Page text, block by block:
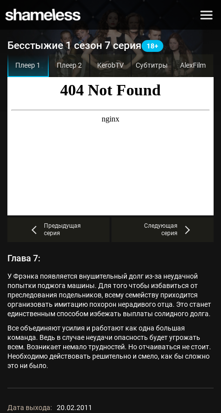
Бесстыжие 1 сезон 7 серия
Плеер 1 Плеер 2 KerobTV Субтитры AlexFilm
Предыдущая
серия
Следующая
серия
Глава 7:
У Фрэнка появляется внушительный долг из-за неудачной
попытки поджога машины. Для того чтобы избавиться от
преследования подельников, всему семейству приходится
организовать имитацию похорон нерадивого отца. Это станет
единственным способом избежать выплаты солидного долга.
Все объединяют усилия и работают как одна большая
команда. Ведь в случае неудачи опасность будет угрожать
всем. Возникает немало трудностей. Но отчаиваться не стоит.
Необходимо действовать решительно и смело, как бы сложно
это ни было.
Дата выхода:
20.02.2011